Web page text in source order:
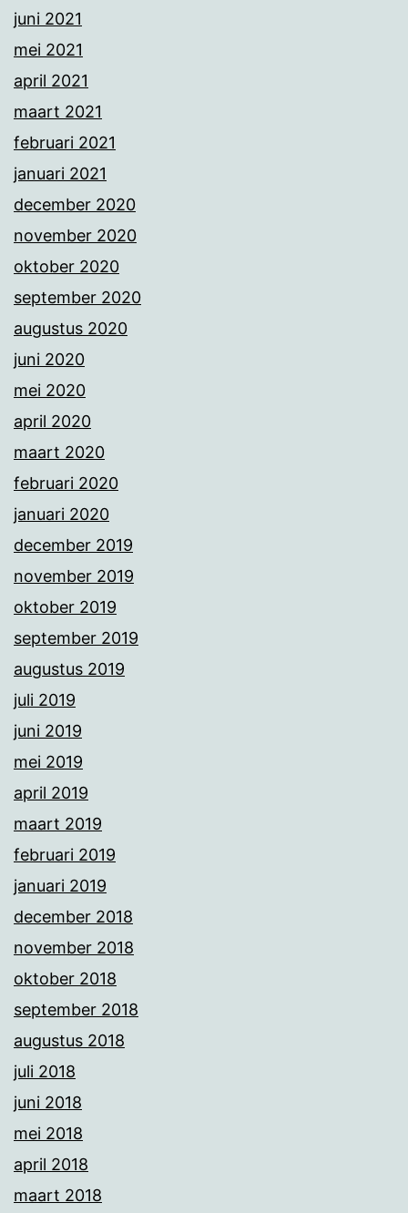
juni 2021
mei 2021
april 2021
maart 2021
februari 2021
januari 2021
december 2020
november 2020
oktober 2020
september 2020
augustus 2020
juni 2020
mei 2020
april 2020
maart 2020
februari 2020
januari 2020
december 2019
november 2019
oktober 2019
september 2019
augustus 2019
juli 2019
juni 2019
mei 2019
april 2019
maart 2019
februari 2019
januari 2019
december 2018
november 2018
oktober 2018
september 2018
augustus 2018
juli 2018
juni 2018
mei 2018
april 2018
maart 2018